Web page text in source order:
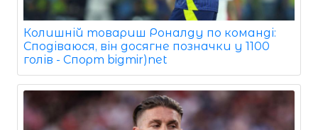
Колишній товариш Роналду по команді:
Сподіваюся, він досягне позначки у 1100
голів - Спорт bigmir)net